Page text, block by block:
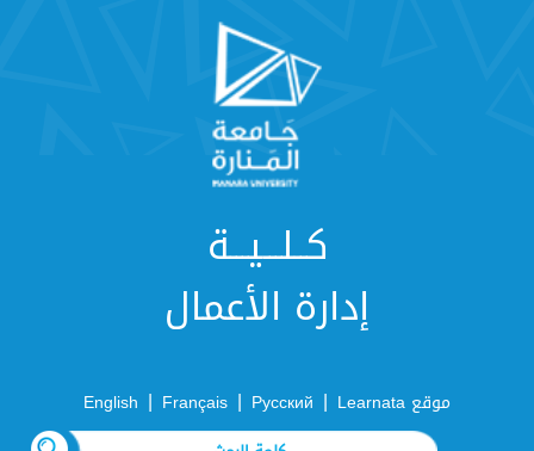
كــلـــيـــة
إدارة الأعمال
موقع Learnata |
Русский
|
Français
|
English